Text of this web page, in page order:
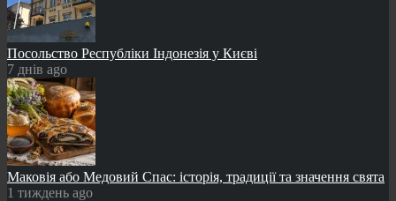
Посольство Республіки Індонезія у Києві
7 днів ago
Маковія або Медовий Спас: історія, традиції та значення свята
1 тиждень ago